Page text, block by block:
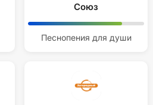
Союз
Песнопения для души